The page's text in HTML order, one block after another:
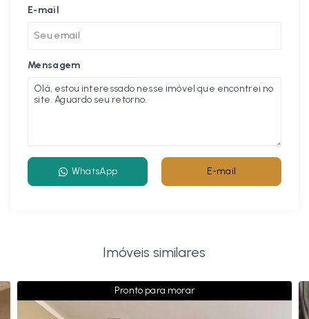
E-mail
Mensagem
WhatsApp E-mail
Imóveis similares
Pronto para morar